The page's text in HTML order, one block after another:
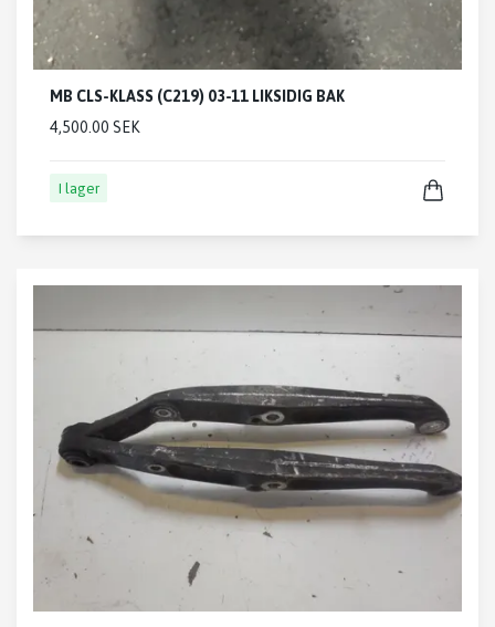
MB CLS-KLASS (C219) 03-11 LIKSIDIG BAK
4,500.00 SEK
I lager